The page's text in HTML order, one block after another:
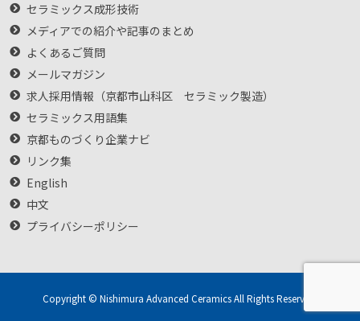
セラミックス成形技術
メディアでの紹介や記事のまとめ
よくあるご質問
メールマガジン
求人採用情報（京都市山科区 セラミック製造）
セラミックス用語集
京都ものづくり企業ナビ
リンク集
English
中文
プライバシーポリシー
Copyright © Nishimura Advanced Ceramics All Rights Reserved.